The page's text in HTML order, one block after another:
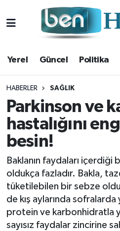
Yerel Güncel Politika
HABERLER SAĞLIK
Parkinson ve
hastalığını
besin!
Baklanın faydaları içerdiği
oldukça fazladır. Bakla,
tüketilebilen bir sebze
de kış aylarında sofralarda
protein ve karbonhidratla
sayısız faydalar zincirine
Yerel
Güncel
Politika
Spor
Ekonomi
Sağlık
Magazin
Kültür Sanat
Hava Durumu
Trafik Durumu
Süper Lig Puan Durumu
Tüm Manşetler
Son Dakika Haberleri
Haber Arşivi